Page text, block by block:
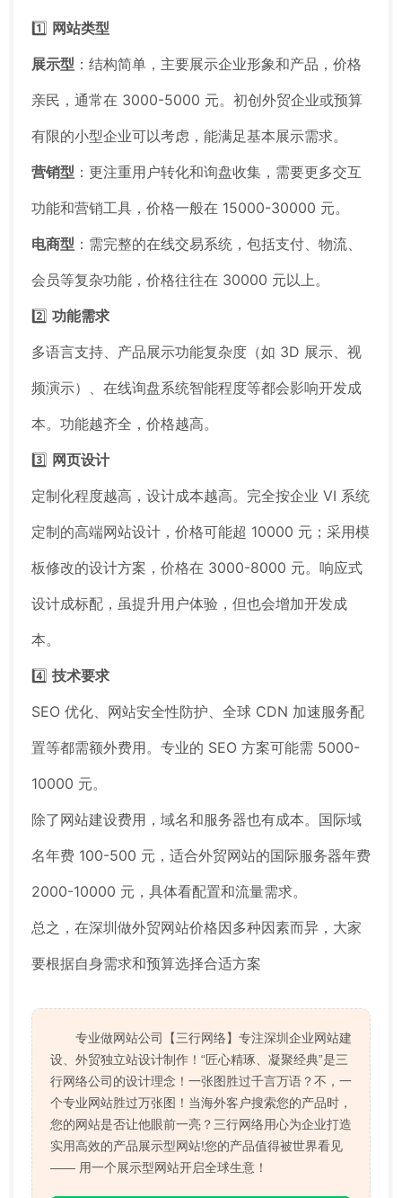
1️⃣ 网站类型
展示型 ：结构简单，主要展示企业形象和产品，价格
亲民，通常在 3000-5000 元。初创外贸企业或预算
有限的小型企业可以考虑，能满足基本展示需求。
营销型 ：更注重用户转化和询盘收集，需要更多交互
功能和营销工具，价格一般在 15000-30000 元。
电商型 ：需完整的在线交易系统，包括支付、物流、
会员等复杂功能，价格往往在 30000 元以上。
2️⃣ 功能需求
多语言支持、产品展示功能复杂度（如 3D 展示、视
频演示）、在线询盘系统智能程度等都会影响开发成
本。功能越齐全，价格越高。
3️⃣ 网页设计
定制化程度越高，设计成本越高。完全按企业 VI 系统
定制的高端网站设计，价格可能超 10000 元；采用模
板修改的设计方案，价格在 3000-8000 元。响应式
设计成标配，虽提升用户体验，但也会增加开发成
本。
4️⃣ 技术要求
SEO 优化、网站安全性防护、全球 CDN 加速服务配
置等都需额外费用。专业的 SEO 方案可能需 5000-
10000 元。
除了网站建设费用，域名和服务器也有成本。国际域
名年费 100-500 元，适合外贸网站的国际服务器年费
2000-10000 元，具体看配置和流量需求。
总之，在深圳做外贸网站价格因多种因素而异，大家
要根据自身需求和预算选择合适方案
专业做网站公司【三行网络】专注深圳企业网站建
设、外贸独立站设计制作！“匠心精琢、凝聚经典”是三
行网络公司的设计理念！一张图胜过千言万语？不，一
个专业网站胜过万张图！当海外客户搜索您的产品时，
您的网站是否让他眼前一亮？三行网络用心为企业打造
实用高效的产品展示型网站!您的产品值得被世界看见
—— 用一个展示型网站开启全球生意！